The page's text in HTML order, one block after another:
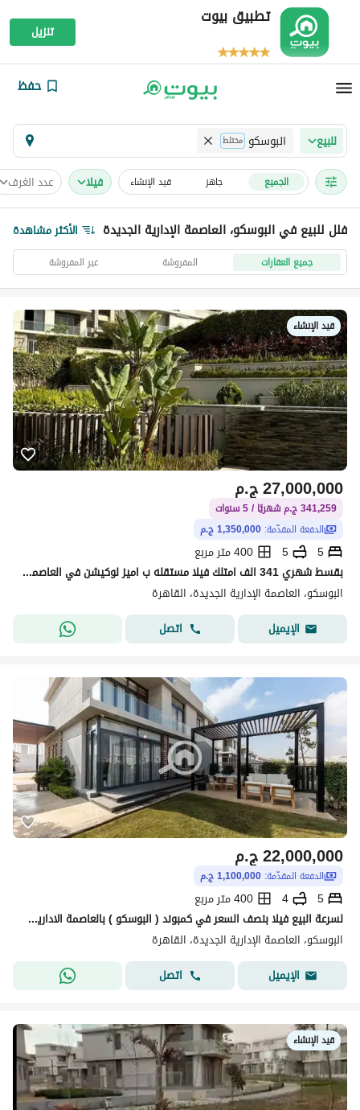
تطبيق بيوت
تنزيل
حفظ
للبيع البوسكو مختلط
الجميع جاهز قيد الإنشاء فیلا عدد الغرف
فلل للبيع في البوسكو، العاصمة الإدارية الجديدة الأكثر مشاهدة
جميع العقارات المفروشة غير المفروشة
قيد الإنشاء
ج.م27,000,000
341,259 ج.م شهريًا / 5 سنوات
الدفعة المقدّمة: 1,350,000 ج.م
5
5
400 متر مربع
بقسط شهري 341 الف امتلك فيلا مستقله ب اميز لوكيشن في العاصمه الادريه حي المستثمرين
البوسكو، العاصمة الإدارية الجديدة، القاهرة
الإيميل
اتصل
ج.م22,000,000
الدفعة المقدّمة: 1,100,000 ج.م
5
4
400 متر مربع
لسرعة البيع فيلا بنصف السعر في كمبوند ( البوسكو ) بالعاصمة الادارية الجديدة منطقة المستثمرين امام كمبوند سيليا ( جاهزة للمعاينة )
البوسكو، العاصمة الإدارية الجديدة، القاهرة
الإيميل
اتصل
قيد الإنشاء